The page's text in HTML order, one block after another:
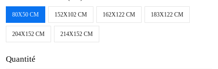
80X50 CM 152X102 CM 162X122 CM 183X122 CM
204X152 CM 214X152 CM
Quantité